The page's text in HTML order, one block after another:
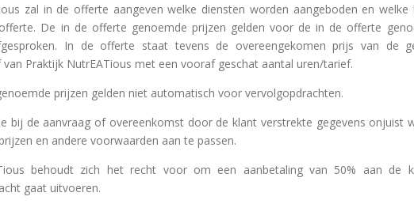
zal in de offerte aangeven welke diensten worden aangeboden en
De in de offerte genoemde prijzen gelden voor de in de offerte
In de offerte staat tevens de overeengekomen prijs van de
van Praktijk NutrEATious met een vooraf geschat aantal uren/tarief.
prijzen gelden niet automatisch voor vervolgopdrachten.
bij de aanvraag of overeenkomst door de klant verstrekte gegevens onjuist
en andere voorwaarden aan te passen.
behoudt zich het recht voor om een aanbetaling van 50% aan de
gaat uitvoeren.